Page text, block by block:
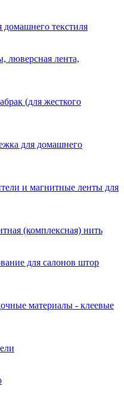
домашнего текстиля
люверсная лента,
(для жесткого
для домашнего
и магнитные ленты для
(комплексная) нить
для салонов штор
материалы - клеевые